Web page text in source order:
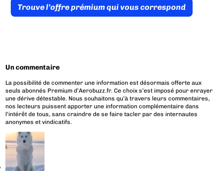
Trouve l’offre prémium qui vous correspond
Un commentaire
La possibilité de commenter une information est désormais offerte aux
seuls abonnés Premium d’Aerobuzz.fr. Ce choix s’est imposé pour enrayer
une dérive détestable. Nous souhaitons qu’à travers leurs commentaires,
nos lecteurs puissent apporter une information complémentaire dans
l’intérêt de tous, sans craindre de se faire tacler par des internautes
anonymes et vindicatifs.